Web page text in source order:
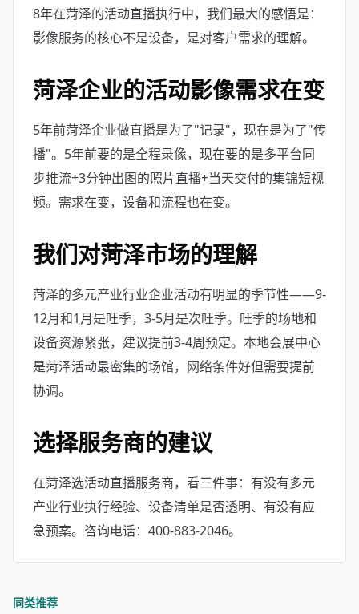
8年在菏泽的活动直播执行中，我们最大的感悟是：
影像服务的核心不是设备，是对客户需求的理解。
菏泽企业的活动影像需求在变
5年前菏泽企业做直播是为了"记录"，现在是为了"传
播"。5年前要的是全程录像，现在要的是多平台同
步推流+3分钟出图的照片直播+当天交付的集锦短视
频。需求在变，设备和流程也在变。
我们对菏泽市场的理解
菏泽的多元产业行业企业活动有明显的季节性——9-
12月和1月是旺季，3-5月是次旺季。旺季的场地和
设备资源紧张，建议提前3-4周预定。本地会展中心
是菏泽活动最密集的场馆，网络条件好但需要提前
协调。
选择服务商的建议
在菏泽选活动直播服务商，看三件事：有没有多元
产业行业执行经验、设备清单是否透明、有没有应
急预案。咨询电话：400-883-2046。
同类推荐